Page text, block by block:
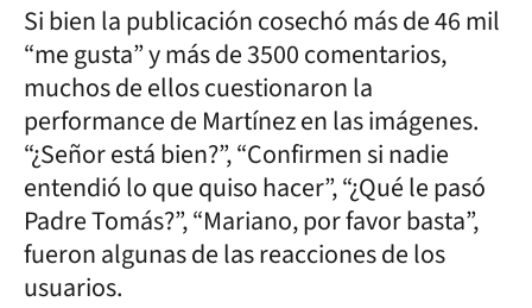
Si bien la publicación cosechó más de 46 mil
“me gusta” y más de 3500 comentarios,
muchos de ellos cuestionaron la
performance de Martínez en las imágenes.
“¿Señor está bien?”, “Confirmen si nadie
entendió lo que quiso hacer”, “¿Qué le pasó
Padre Tomás?”, “Mariano, por favor basta”,
fueron algunas de las reacciones de los
usuarios.